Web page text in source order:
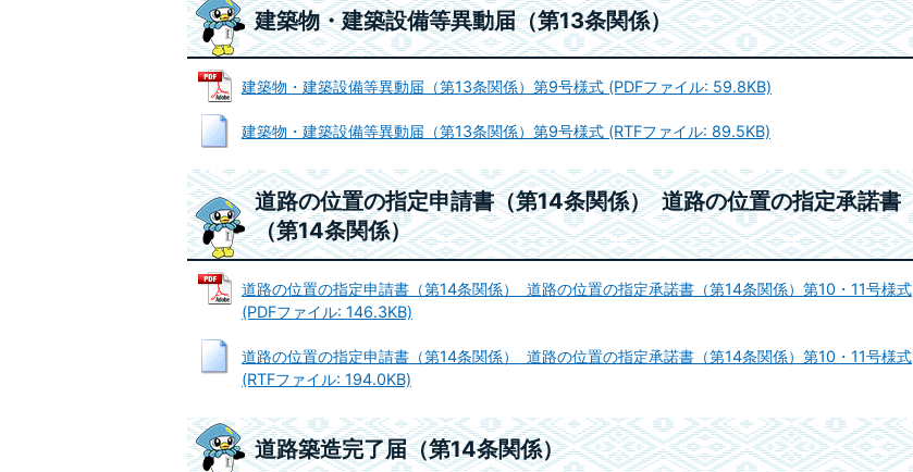
建築物・建築設備等異動届（第13条関係）
建築物・建築設備等異動届（第13条関係）第9号様式 (PDFファイル: 59.8KB)
建築物・建築設備等異動届（第13条関係）第9号様式 (RTFファイル: 89.5KB)
道路の位置の指定申請書（第14条関係） 道路の位置の指定承諾書
（第14条関係）
道路の位置の指定申請書（第14条関係） 道路の位置の指定承諾書（第14条関係）第10・11号様式
(PDFファイル: 146.3KB)
道路の位置の指定申請書（第14条関係） 道路の位置の指定承諾書（第14条関係）第10・11号様式
(RTFファイル: 194.0KB)
道路築造完了届（第14条関係）